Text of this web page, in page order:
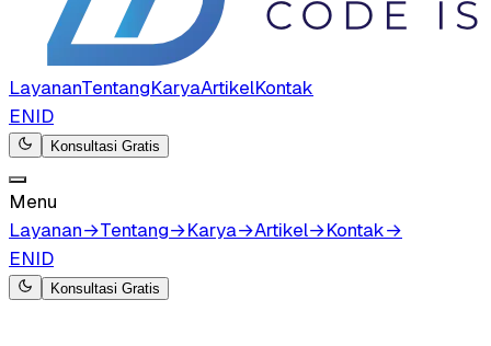
LayananTentangKaryaArtikelKontak
ENID
Konsultasi Gratis
Menu
Layanan→Tentang→Karya→Artikel→Kontak→
ENID
Konsultasi Gratis